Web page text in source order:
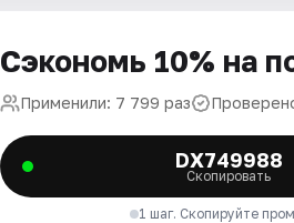
Сэкономь 10% на
Применили: 7 799 раз
DX749988
Скопировать
1 шаг. Скопируйте